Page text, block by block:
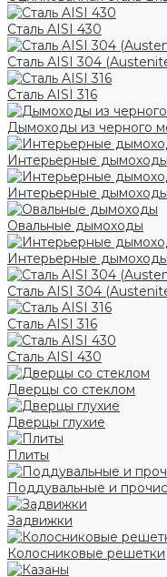
Сталь AISI 430
Сталь AISI 304
Сталь AISI 316
Дымоходы из черного
Интерьерные
Интерьерные
Овальные дымоходы
Интерьерные
Сталь AISI 304
Сталь AISI 316
Сталь AISI 430
Дверцы со стеклом
Дверцы глухие
Плиты
Поддувальные и
Задвижки
Колосниковые решетки